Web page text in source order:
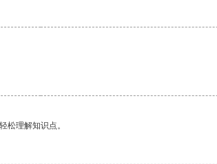
松理解知识点。